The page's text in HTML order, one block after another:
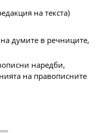
на текста)
думите в речниците,
наредби,
на правописните